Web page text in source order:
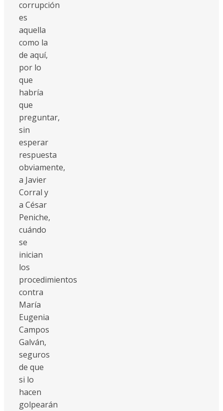
corrupción
es
aquella
como la
de aquí,
por lo
que
habría
que
preguntar,
sin
esperar
respuesta
obviamente,
a Javier
Corral y
a César
Peniche,
cuándo
se
inician
los
procedimientos
contra
María
Eugenia
Campos
Galván,
seguros
de que
si lo
hacen
golpearán